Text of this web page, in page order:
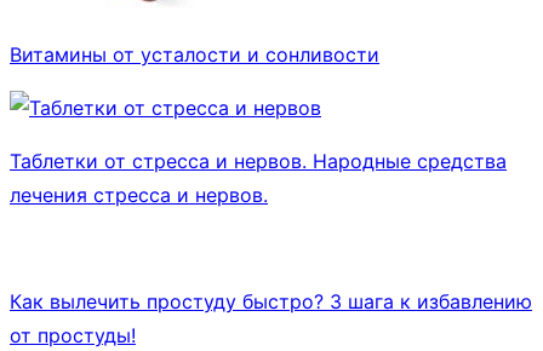
Витамины от усталости и сонливости
Таблетки от стресса и нервов. Народные средства
лечения стресса и нервов.
Как вылечить простуду быстро? 3 шага к избавлению
от простуды!